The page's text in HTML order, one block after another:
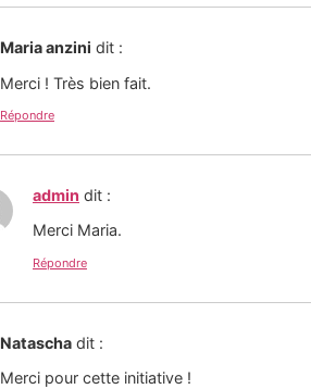
Maria anzini dit :
Merci ! Très bien fait.
Répondre
admin dit :
Merci Maria.
Répondre
Natascha dit :
Merci pour cette initiative !